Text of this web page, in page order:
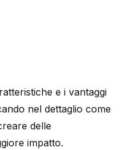
e i vantaggi
nel dettaglio come
delle
impatto.